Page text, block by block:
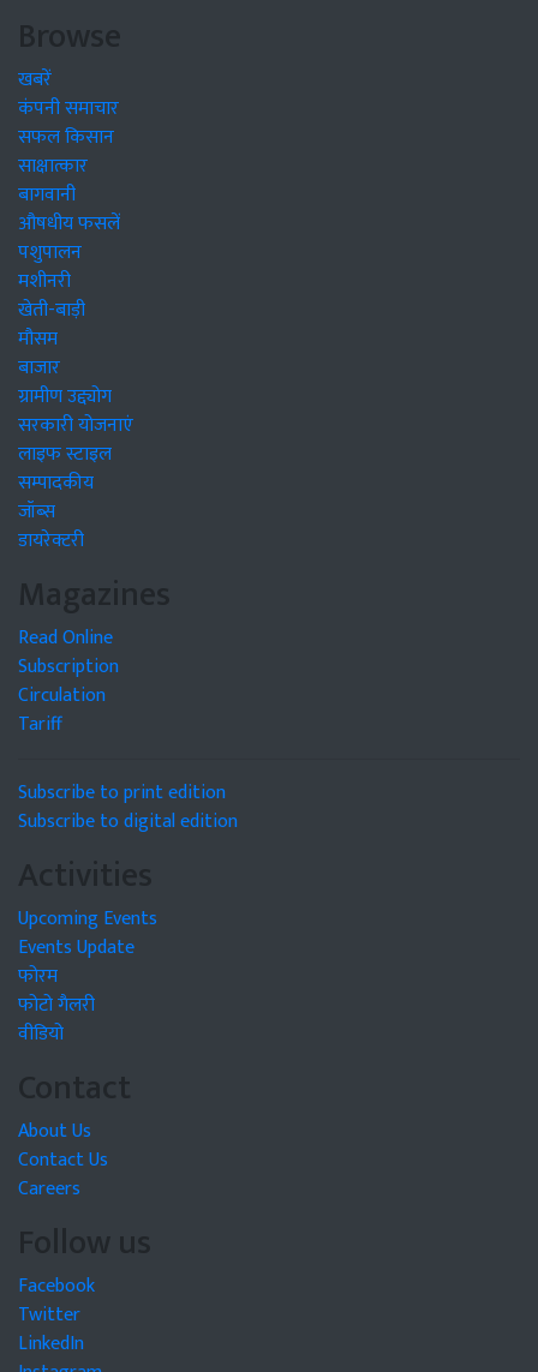
Browse
खबरें
कंपनी समाचार
सफल किसान
साक्षात्कार
बागवानी
औषधीय फसलें
पशुपालन
मशीनरी
खेती-बाड़ी
मौसम
बाजार
ग्रामीण उद्द्योग
सरकारी योजनाएं
लाइफ स्टाइल
सम्पादकीय
जॉब्स
डायरेक्टरी
Magazines
Read Online
Subscription
Circulation
Tariff
Subscribe to print edition
Subscribe to digital edition
Activities
Upcoming Events
Events Update
फोरम
फोटो गैलरी
वीडियो
Contact
About Us
Contact Us
Careers
Follow us
Facebook
Twitter
LinkedIn